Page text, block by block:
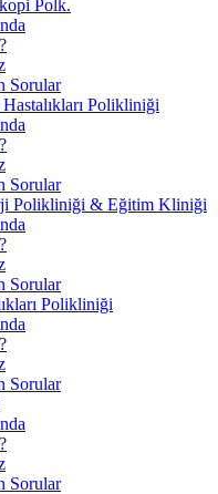
Polk.
Sorular
Polikliniği
Sorular
Polikliniği & Eğitim Kliniği
Sorular
Polikliniği
Sorular
Sorular